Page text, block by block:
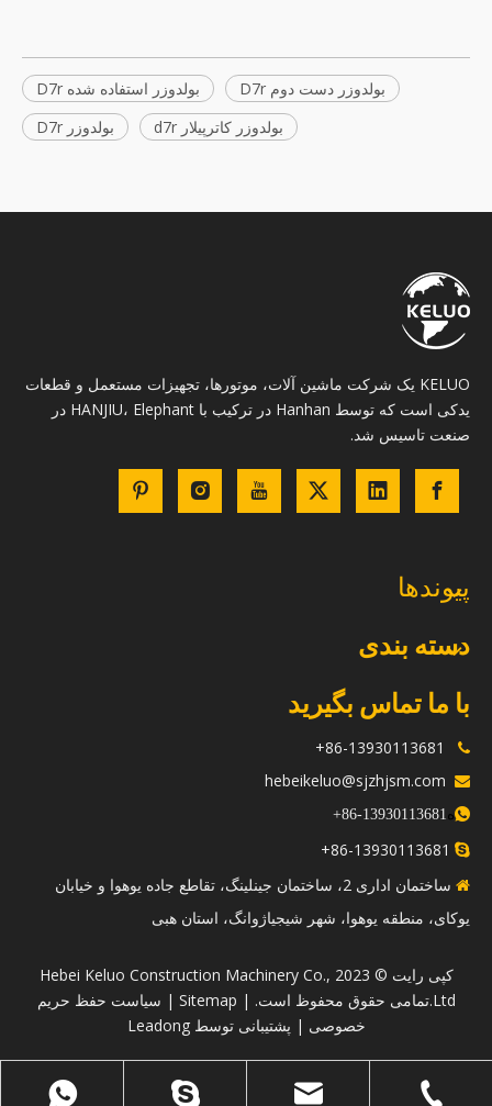
بولدوزر استفاده شده D7r
بولدوزر دست دوم D7r
بولدوزر D7r
بولدوزر کاترپیلار d7r
KELUO یک شرکت ماشین آلات، موتورها، تجهیزات مستعمل و قطعات
یدکی است که توسط Hanhan در ترکیب با HANJIU، Elephant در
صنعت تاسیس شد.
پیوندها
دسته بندی
با ما تماس بگیرید


hebeikeluo@sjzhjsm.com
ه 13930113681-86
+


ساختمان اداری 2، ساختمان جینلینگ، تقاطع جاده یوهوا و خیابان
یوکای، منطقه یوهوا، شهر شیجیاژوانگ، استان هبی
​کپی رایت © 2023 Hebei Keluo Construction Machinery Co.,
Ltd.تمامی حقوق محفوظ است. |
Sitemap
| سیاست حفظ حریم
خصوصی | پشتیبانی توسطLeadong